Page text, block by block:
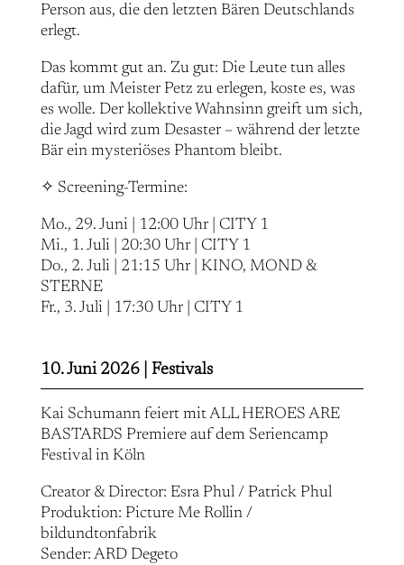
Person aus, die den letzten Bären Deutschlands
erlegt.
Das kommt gut an. Zu gut: Die Leute tun alles
dafür, um Meister Petz zu erlegen, koste es, was
es wolle. Der kollektive Wahnsinn greift um sich,
die Jagd wird zum Desaster – während der letzte
Bär ein mysteriöses Phantom bleibt.
✧ Screening-Termine:
Mo., 29. Juni | 12:00 Uhr | CITY 1
Mi., 1. Juli | 20:30 Uhr | CITY 1
Do., 2. Juli | 21:15 Uhr | KINO, MOND &
STERNE
Fr., 3. Juli | 17:30 Uhr | CITY 1
10. Juni 2026 | Festivals
Kai Schumann feiert mit ALL HEROES ARE
BASTARDS Premiere auf dem Seriencamp
Festival in Köln
Creator & Director: Esra Phul / Patrick Phul
Produktion: Picture Me Rollin /
bildundtonfabrik
Sender: ARD Degeto